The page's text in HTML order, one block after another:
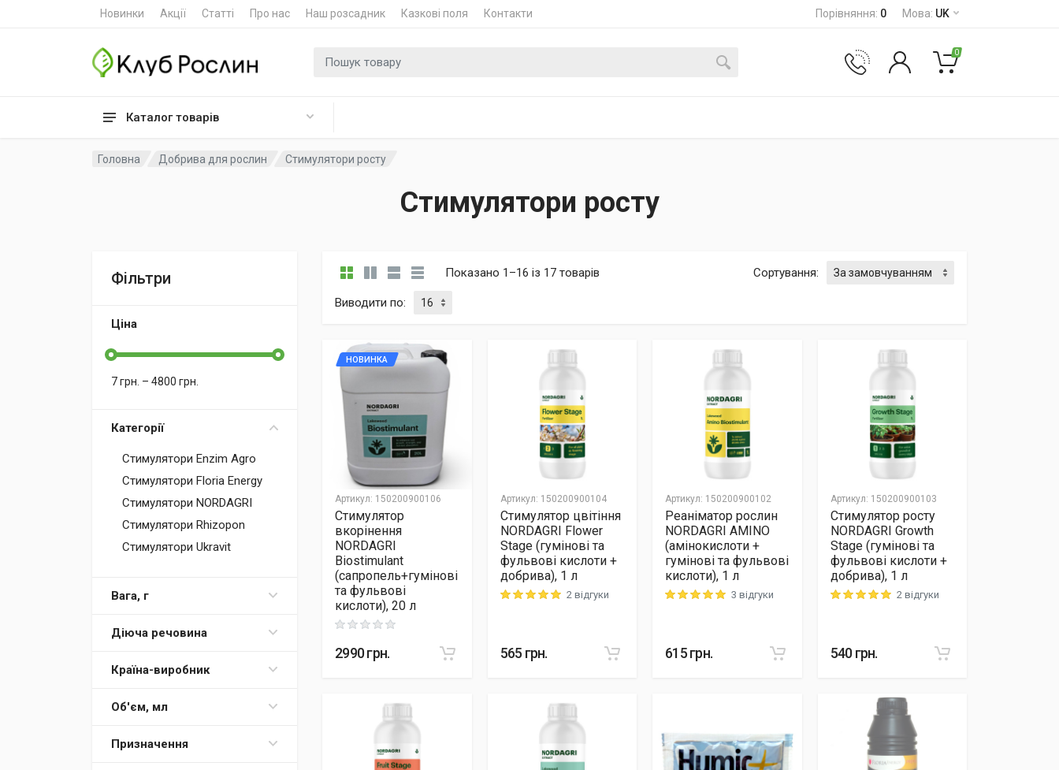
Новинки Акції Статті Про нас Наш розсадник Казкові поля Контакти Порівняння: 0 Мова: UK
Каталог товарів
Пошук для 0
Головна Добрива для рослин Стимулятори росту
Стимулятори росту
Фільтри
Ціна
7грн. – 4800 грн.
Категорії
Стимулятори Enzim Agro
Стимулятори Floria Energy
Стимулятори NORDAGRI
Стимулятори Rhizopon
Стимулятори Ukravit
Вага, г
Діюча речовина
Країна-виробник
Об'єм, мл
Призначення
Показано 1–16 із 17 товарів Сортування:
Виводити по:
Артикул: 150200900106
НОВИНКА
Стимулятор
вкорінення
NORDAGRI
Biostimulant
(сапропель+гумінові
та фульвові
кислоти), 20 л
Rating: 0 out of 5
2990грн.
Артикул: 150200900104
Стимулятор цвітіння
NORDAGRI Flower
Stage (гумінові та
фульвові кислоти +
добрива), 1 л
Rating: 5 out of 52 відгуки
565 грн.
Артикул: 150200900102
Реаніматор рослин
NORDAGRI AMINO
(амінокислоти +
гумінові та фульвові
кислоти), 1 л
Rating: 5 out of 53 відгуки
615грн.
Артикул: 150200900103
Стимулятор росту
NORDAGRI Growth
Stage (гумінові та
фульвові кислоти +
добрива), 1 л
Rating: 5 out of 52 відгуки
540 грн.